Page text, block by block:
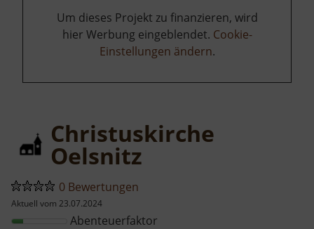
Um dieses Projekt zu finanzieren, wird
hier Werbung eingeblendet. Cookie-
Einstellungen ändern.
Christuskirche
Oelsnitz
0 Bewertungen
Aktuell vom 23.07.2024
Abenteuerfaktor